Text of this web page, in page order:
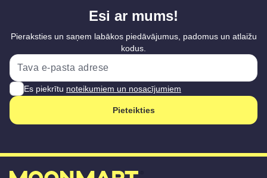
Esi ar mums!
Pieraksties un saņem labākos piedāvājumus, padomus un atlaižu
kodus.
Es piekrītu noteikumiem un nosacījumiem
Pieteikties